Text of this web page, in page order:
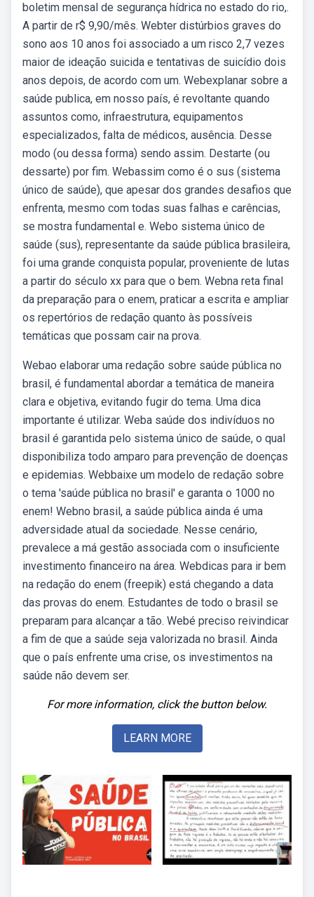
boletim mensal de segurança hídrica no estado do rio,.
A partir de r$ 9,90/mês. Webter distúrbios graves do
sono aos 10 anos foi associado a um risco 2,7 vezes
maior de ideação suicida e tentativas de suicídio dois
anos depois, de acordo com um. Webexplanar sobre a
saúde publica, em nosso país, é revoltante quando
assuntos como, infraestrutura, equipamentos
especializados, falta de médicos, ausência. Desse
modo (ou dessa forma) sendo assim. Destarte (ou
dessarte) por fim. Webassim como é o sus (sistema
único de saúde), que apesar dos grandes desafios que
enfrenta, mesmo com todas suas falhas e carências,
se mostra fundamental e. Webo sistema único de
saúde (sus), representante da saúde pública brasileira,
foi uma grande conquista popular, proveniente de lutas
a partir do século xx para que o bem. Webna reta final
da preparação para o enem, praticar a escrita e ampliar
os repertórios de redação quanto às possíveis
temáticas que possam cair na prova.
Webao elaborar uma redação sobre saúde pública no
brasil, é fundamental abordar a temática de maneira
clara e objetiva, evitando fugir do tema. Uma dica
importante é utilizar. Weba saúde dos indivíduos no
brasil é garantida pelo sistema único de saúde, o qual
disponibiliza todo amparo para prevenção de doenças
e epidemias. Webbaixe um modelo de redação sobre
o tema 'saúde pública no brasil' e garanta o 1000 no
enem! Webno brasil, a saúde pública ainda é uma
adversidade atual da sociedade. Nesse cenário,
prevalece a má gestão associada com o insuficiente
investimento financeiro na área. Webdicas para ir bem
na redação do enem (freepik) está chegando a data
das provas do enem. Estudantes de todo o brasil se
preparam para alcançar a tão. Webé preciso reivindicar
a fim de que a saúde seja valorizada no brasil. Ainda
que o país enfrente uma crise, os investimentos na
saúde não devem ser.
For more information, click the button below.
LEARN MORE